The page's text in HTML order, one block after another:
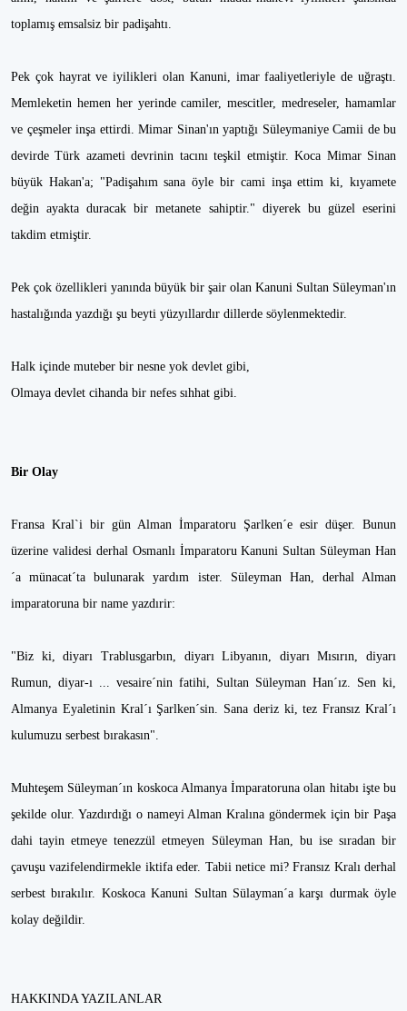
toplamış emsalsiz bir padişahtı.
Pek çok hayrat ve iyilikleri olan Kanuni, imar faaliyetleriyle de uğraştı.
Memleketin hemen her yerinde camiler, mescitler, medreseler, hamamlar
ve çeşmeler inşa ettirdi. Mimar Sinan'ın yaptığı Süleymaniye Camii de bu
devirde Türk azameti devrinin tacını teşkil etmiştir. Koca Mimar Sinan
büyük Hakan'a; "Padişahım sana öyle bir cami inşa ettim ki, kıyamete
değin ayakta duracak bir metanete sahiptir." diyerek bu güzel eserini
takdim etmiştir.
Pek çok özellikleri yanında büyük bir şair olan Kanuni Sultan Süleyman'ın
hastalığında yazdığı şu beyti yüzyıllardır dillerde söylenmektedir.
Halk içinde muteber bir nesne yok devlet gibi,
Olmaya devlet cihanda bir nefes sıhhat gibi.
Bir Olay
Fransa Kral`i bir gün Alman İmparatoru Şarlken´e esir düşer. Bunun
üzerine validesi derhal Osmanlı İmparatoru Kanuni Sultan Süleyman Han
´a münacat´ta bulunarak yardım ister. Süleyman Han, derhal Alman
imparatoruna bir name yazdırir:
"Biz ki, diyarı Trablusgarbın, diyarı Libyanın, diyarı Mısırın, diyarı
Rumun, diyar-ı ... vesaire´nin fatihi, Sultan Süleyman Han´ız. Sen ki,
Almanya Eyaletinin Kral´ı Şarlken´sin. Sana deriz ki, tez Fransız Kral´ı
kulumuzu serbest bırakasın".
Muhteşem Süleyman´ın koskoca Almanya İmparatoruna olan hitabı işte bu
şekilde olur. Yazdırdığı o nameyi Alman Kralına göndermek için bir Paşa
dahi tayin etmeye tenezzül etmeyen Süleyman Han, bu ise sıradan bir
çavuşu vazifelendirmekle iktifa eder. Tabii netice mi? Fransız Kralı derhal
serbest bırakılır. Koskoca Kanuni Sultan Sülayman´a karşı durmak öyle
kolay değildir.
HAKKINDA YAZILANLAR